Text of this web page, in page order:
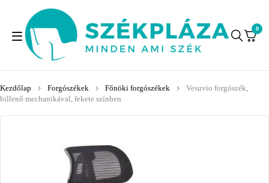
0
Kezdőlap Forgószékek Főnöki forgószékek
Vesuvio forgószék,
billenő mechanikával, fekete színben